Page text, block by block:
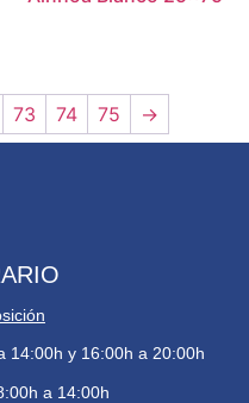
73 74 75 →
14:00h y 16:00h a 20:00h
a 14:00h